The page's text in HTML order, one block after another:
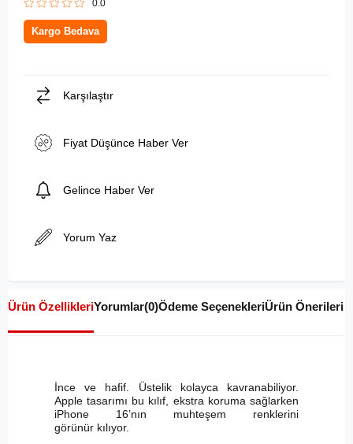
0.0
Kargo Bedava
Karşılaştır
Fiyat Düşünce Haber Ver
Gelince Haber Ver
Yorum Yaz
Ürün ÖzellikleriYorumlar(0)Ödeme SeçenekleriÜrün Önerileri
İnce ve hafif. Üstelik kolayca kavranabiliyor.
Apple tasarımı bu kılıf, ekstra koruma sağlarken
iPhone 16’nın muhteşem renklerini
görünür kılıyor.